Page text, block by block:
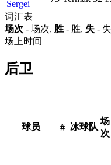
Sergei
词汇表
场次 - 场次, 胜 - 胜, 失 -
场上时间
后卫
球员 # 冰球队
场
次